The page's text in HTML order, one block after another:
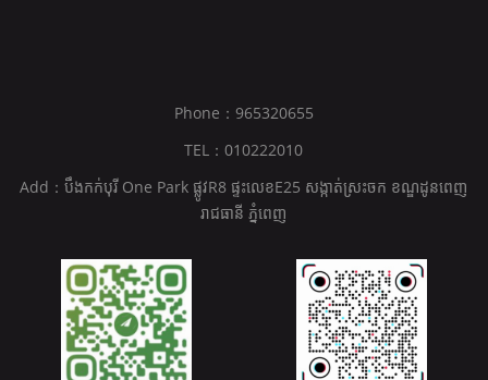
Phone：965320655
TEL：010222010
Add：បឹងកក់បុរី One Park ផ្លូវR8 ផ្ទះលេខE25 សង្កាត់ស្រះចក ខណ្ឌដូនពេញ
រាជធានី ភ្នំពេញ